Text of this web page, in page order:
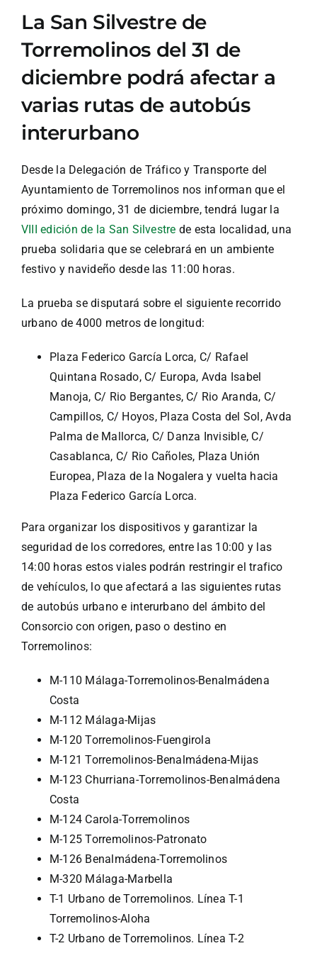
La San Silvestre de
Torremolinos del 31 de
diciembre podrá afectar a
varias rutas de autobús
interurbano
Desde la Delegación de Tráfico y Transporte del
Ayuntamiento de Torremolinos nos informan que el
próximo domingo, 31 de diciembre, tendrá lugar la
VIII edición de la San Silvestre de esta localidad, una
prueba solidaria que se celebrará en un ambiente
festivo y navideño desde las 11:00 horas.
La prueba se disputará sobre el siguiente recorrido
urbano de 4000 metros de longitud:
Plaza Federico García Lorca, C/ Rafael
Quintana Rosado, C/ Europa, Avda Isabel
Manoja, C/ Rio Bergantes, C/ Rio Aranda, C/
Campillos, C/ Hoyos, Plaza Costa del Sol, Avda
Palma de Mallorca, C/ Danza Invisible, C/
Casablanca, C/ Rio Cañoles, Plaza Unión
Europea, Plaza de la Nogalera y vuelta hacia
Plaza Federico García Lorca.
Para organizar los dispositivos y garantizar la
seguridad de los corredores, entre las 10:00 y las
14:00 horas estos viales podrán restringir el trafico
de vehículos, lo que afectará a las siguientes rutas
de autobús urbano e interurbano del ámbito del
Consorcio con origen, paso o destino en
Torremolinos:
M-110 Málaga-Torremolinos-Benalmádena
Costa
M-112 Málaga-Mijas
M-120 Torremolinos-Fuengirola
M-121 Torremolinos-Benalmádena-Mijas
M-123 Churriana-Torremolinos-Benalmádena
Costa
M-124 Carola-Torremolinos
M-125 Torremolinos-Patronato
M-126 Benalmádena-Torremolinos
M-320 Málaga-Marbella
T-1 Urbano de Torremolinos. Línea T-1
Torremolinos-Aloha
T-2 Urbano de Torremolinos. Línea T-2